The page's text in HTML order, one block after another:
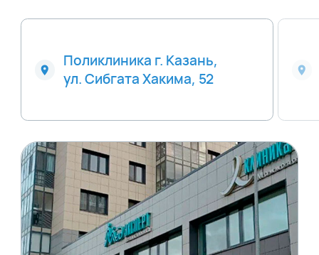
Поликлиника г. Казань,
ул. Сибгата Хакима, 52